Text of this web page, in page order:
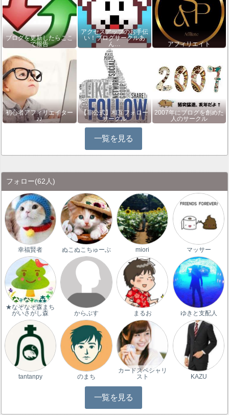
ブログを更新したらここ
で報告
アクセスアップのお手伝
い！ブログサークルあ
ん…
アフィリエイト
初心者アフィリエイター
♪♪
【非公式】相互フォロー
サークル
2007年にブログを創めた
人のサークル
一覧を見る
フォロー(62人)
幸福賢者 ぬこぬこちゅーぶ miori マッサー
★なぞなぞ森まち
がいさがし森
からぶす まるお ゆきと支配人
tantanpy のまち
カードスペシャリ
スト
KAZU
一覧を見る